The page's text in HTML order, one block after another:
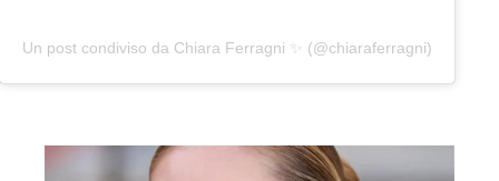
Un post condiviso da Chiara Ferragni ✨ (@chiaraferragni)